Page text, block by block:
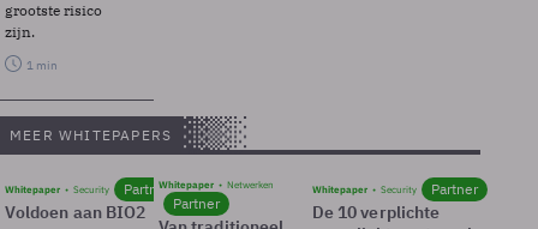
grootste risico
zijn.
1 min
MEER WHITEPAPERS
Whitepaper Security Partner
Voldoen aan BIO2
Whitepaper Netwerken
Partner
Whitepaper Security Partner
De 10 verplichte